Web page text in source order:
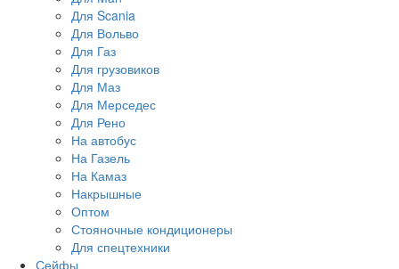
Для Scania
Для Вольво
Для Газ
Для грузовиков
Для Маз
Для Мерседес
Для Рено
На автобус
На Газель
На Камаз
Накрышные
Оптом
Стояночные кондиционеры
Для спецтехники
Сейфы